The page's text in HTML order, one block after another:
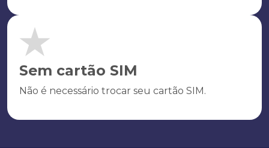
Sem cartão SIM
Não é necessário trocar seu cartão SIM.